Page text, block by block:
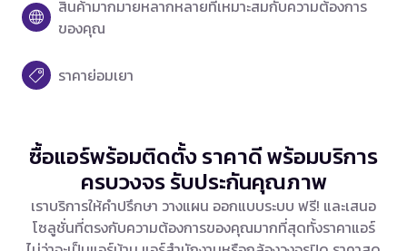
สินค้ามากมายหลากหลายที่เหมาะสมกับความต้องการ
ของคุณ
ราคาย่อมเยา
ซื้อแอร์พร้อมติดตั้ง ราคาดี พร้อมบริการ
ครบวงจร รับประกันคุณภาพ
เราบริการให้คำปรึกษา วางแผน ออกแบบระบบ ฟรี! และเสนอ
โซลูชั่นที่ตรงกับความต้องการของคุณมากที่สุดทั้งราคาแอร์